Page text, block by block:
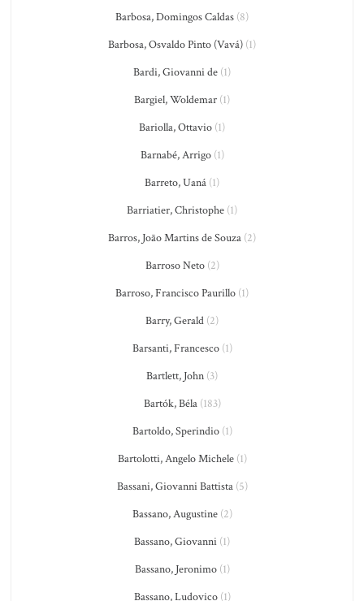
Barbosa, Domingos Caldas (8)
Barbosa, Osvaldo Pinto (Vavá) (1)
Bardi, Giovanni de (1)
Bargiel, Woldemar (1)
Bariolla, Ottavio (1)
Barnabé, Arrigo(1)
Barreto, Uaná (1)
Barriatier, Christophe (1)
Barros, João Martins de Souza (2)
Barroso Neto(2)
Barroso, Francisco Paurillo (1)
Barry, Gerald (2)
Barsanti, Francesco(1)
Bartlett, John (3)
Bartók, Béla(183)
Bartoldo, Sperindio(1)
Bartolotti, Angelo Michele(1)
Bassani, Giovanni Battista(5)
Bassano, Augustine(2)
Bassano, Giovanni (1)
Bassano, Jeronimo(1)
Bassano, Ludovico(1)